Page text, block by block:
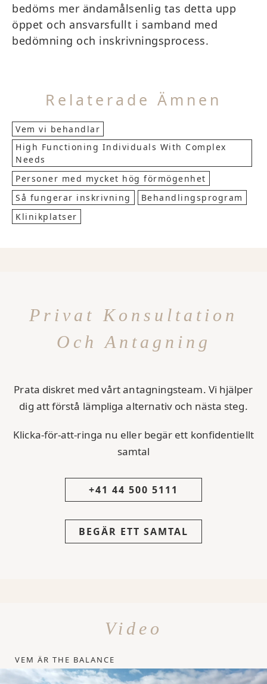
bedöms mer ändamålsenlig tas detta upp
öppet och ansvarsfullt i samband med
bedömning och inskrivningsprocess.
Relaterade Ämnen
Vem vi behandlar
High Functioning Individuals With Complex
Needs
Personer med mycket hög förmögenhet
Så fungerar inskrivning
Behandlingsprogram
Klinikplatser
Privat Konsultation
Och Antagning
Prata diskret med vårt antagningsteam. Vi hjälper
dig att förstå lämpliga alternativ och nästa steg.
Klicka-för-att-ringa nu eller begär ett konfidentiellt
samtal
+41 44 500 5111
BEGÄR ETT SAMTAL
Video
VEM ÄR THE BALANCE